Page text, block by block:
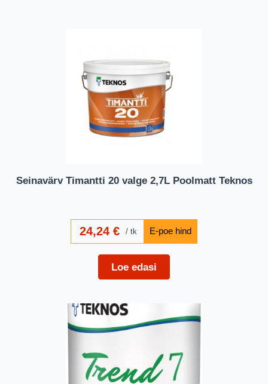
Seinavärv Timantti 20 valge 2,7L Poolmatt Teknos
24,24 € tk
Loe edasi